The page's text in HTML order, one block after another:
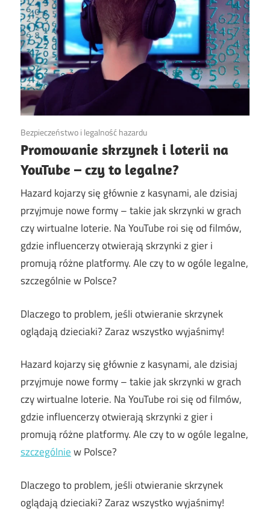
6 września, 2023
Bezpieczeństwo i legalność hazardu
Promowanie skrzynek i loterii na
YouTube – czy to legalne?
Hazard kojarzy się głównie z kasynami, ale dzisiaj
przyjmuje nowe formy – takie jak skrzynki w grach
czy wirtualne loterie. Na YouTube roi się od filmów,
gdzie influencerzy otwierają skrzynki z gier i
promują różne platformy. Ale czy to w ogóle legalne,
szczególnie w Polsce?
Dlaczego to problem, jeśli otwieranie skrzynek
oglądają dzieciaki? Zaraz wszystko wyjaśnimy!
Hazard kojarzy się głównie z kasynami, ale dzisiaj
przyjmuje nowe formy – takie jak skrzynki w grach
czy wirtualne loterie. Na YouTube roi się od filmów,
gdzie influencerzy otwierają skrzynki z gier i
promują różne platformy. Ale czy to w ogóle legalne,
szczególniew Polsce?
Dlaczego to problem, jeśli otwieranie skrzynek
oglądają dzieciaki? Zaraz wszystko wyjaśnimy!